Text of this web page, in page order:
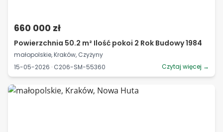
660 000 zł
Powierzchnia 50.2 m² Ilość pokoi 2 Rok Budowy 1984
małopolskie, Kraków, Czyżyny
15-05-2026 · C206-SM-55360
Czytaj więcej →